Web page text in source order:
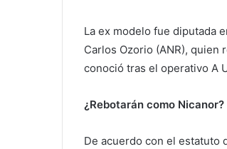
La ex modelo fue diputada
Carlos Ozorio (ANR),
conoció tras el operativo A
¿Rebotarán como Nicanor?
De acuerdo con el estatuto